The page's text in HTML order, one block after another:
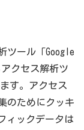
ツール「Google
クセス解析ツ
す。アクセス
のためにクッキ
ィックデータは